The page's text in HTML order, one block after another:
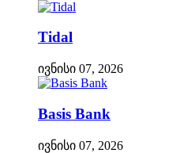
Tidal
ივნისი 07, 2026
Basis Bank
ივნისი 07, 2026